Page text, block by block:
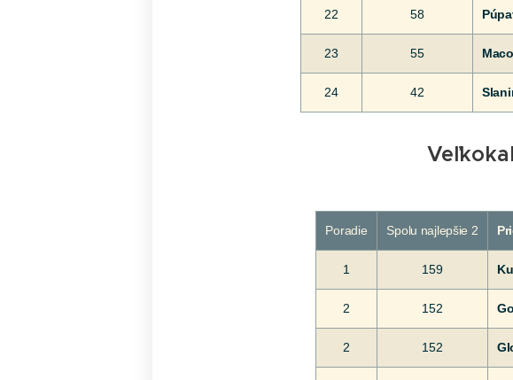
22 58
23 55
24 42
Poradie Spolu najlepšie 2
1 159
2 152
2 152